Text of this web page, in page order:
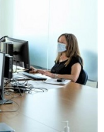
约 —— 密苏里植物
演绎一场古筝